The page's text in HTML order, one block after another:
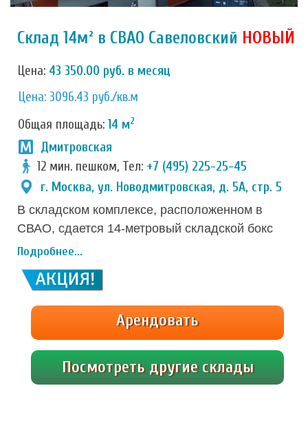
Склад 14м² в СВАО Савеловский НОВЫЙ
Цена: 43 350.00 руб. в месяц
Цена: 3096.43 руб./кв.м
Общая площадь: 14 м2
Дмитровская
12 мин. пешком, Тел: +7 (495) 225-25-45
г. Москва, ул. Новодмитровская, д. 5А, стр. 5
В складском комплексе, расположенном в
СВАО, сдается 14-метровый складской бокс
для хранения товаров, бизнес имущества или
коммунальные платежи
Подробнее...
Арендовать
Посмотреть другие склады